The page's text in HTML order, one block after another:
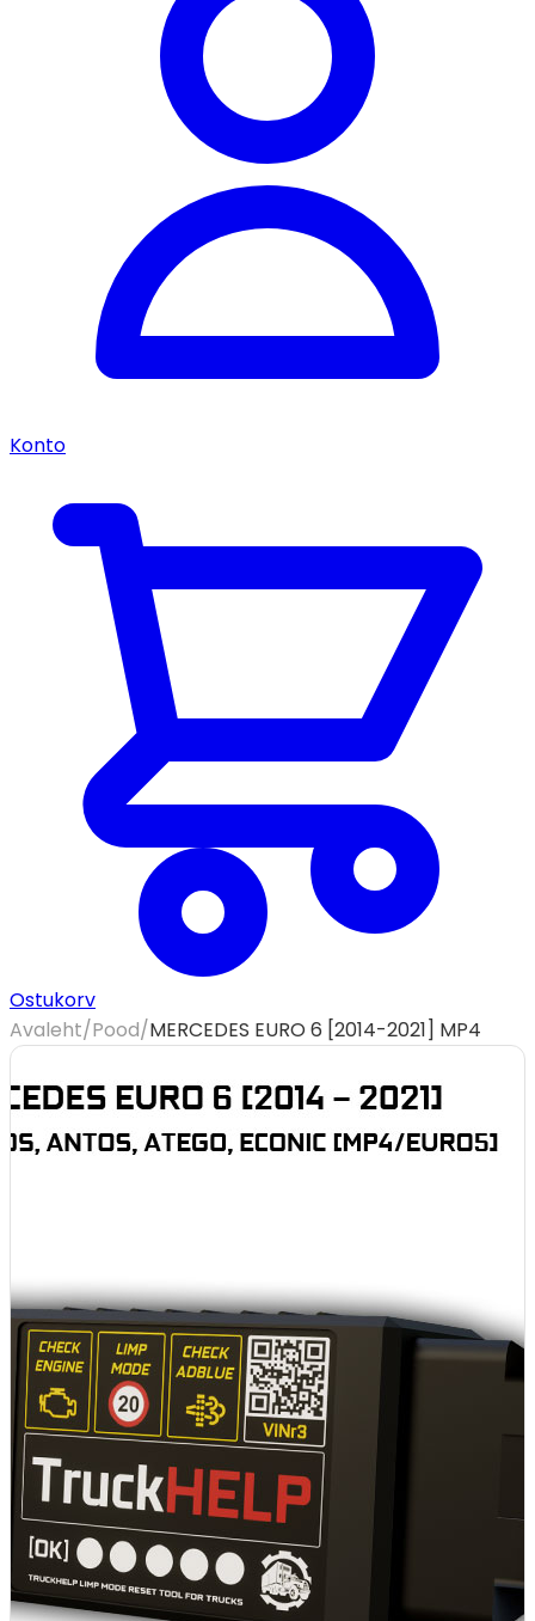
Konto
Ostukorv
Avaleht/Pood/MERCEDES EURO 6 [2014-2021] MP4